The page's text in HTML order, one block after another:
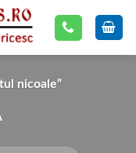
nicoale”